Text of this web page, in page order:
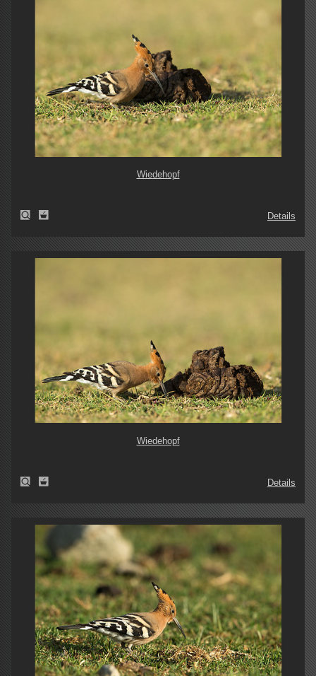
Wiedehopf
Details
Wiedehopf
Details